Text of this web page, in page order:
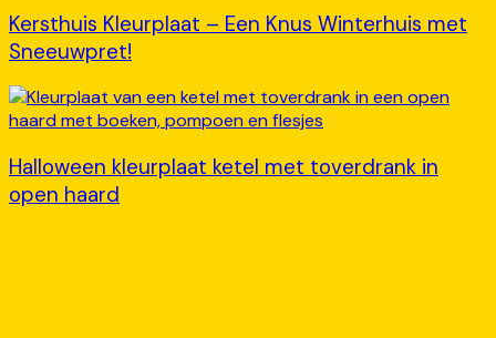
Kersthuis Kleurplaat – Een Knus Winterhuis met
Sneeuwpret!
Halloween kleurplaat ketel met toverdrank in
open haard